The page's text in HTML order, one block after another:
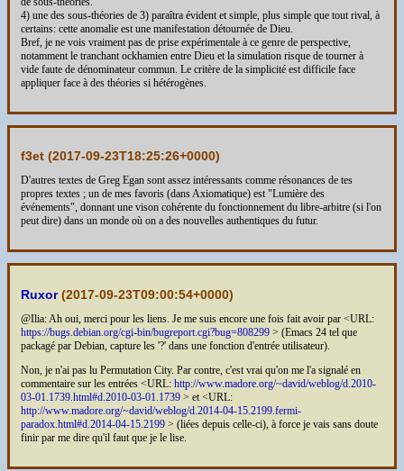
4) une des sous-théories de 3) paraîtra évident et simple, plus simple que tout rival, à
certains: cette anomalie est une manifestation détournée de Dieu.
Bref, je ne vois vraiment pas de prise expérimentale à ce genre de perspective,
notamment le tranchant ockhamien entre Dieu et la simulation risque de tourner à
vide faute de dénominateur commun. Le critère de la simplicité est difficile face
appliquer face à des théories si hétérogènes.
f3et (2017-09-23T18:25:26+0000)
D'autres textes de Greg Egan sont assez intéressants comme résonances de tes
propres textes ; un de mes favoris (dans Axiomatique) est "Lumière des
événements", donnant une vison cohérente du fonctionnement du libre-arbitre (si l'on
peut dire) dans un monde où on a des nouvelles authentiques du futur.
Ruxor(2017-09-23T09:00:54+0000)
@Ilia: Ah oui, merci pour les liens. Je me suis encore une fois fait avoir par <URL:
https://bugs.debian.org/cgi-bin/bugreport.cgi?bug=808299 > (Emacs 24 tel que
packagé par Debian, capture les '?' dans une fonction d'entrée utilisateur).
Non, je n'ai pas lu Permutation City. Par contre, c'est vrai qu'on me l'a signalé en
commentaire sur les entrées <URL: http://www.madore.org/~david/weblog/d.2010-
03-01.1739.html#d.2010-03-01.1739 > et <URL:
http://www.madore.org/~david/weblog/d.2014-04-15.2199.fermi-
paradox.html#d.2014-04-15.2199 > (liées depuis celle-ci), à force je vais sans doute
finir par me dire qu'il faut que je le lise.